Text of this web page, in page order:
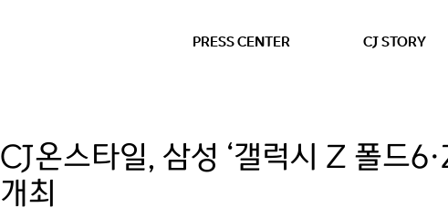
PRESS CENTER CJ STORY
CJ온스타일, 삼성 ‘갤럭시 Z 폴드
개최